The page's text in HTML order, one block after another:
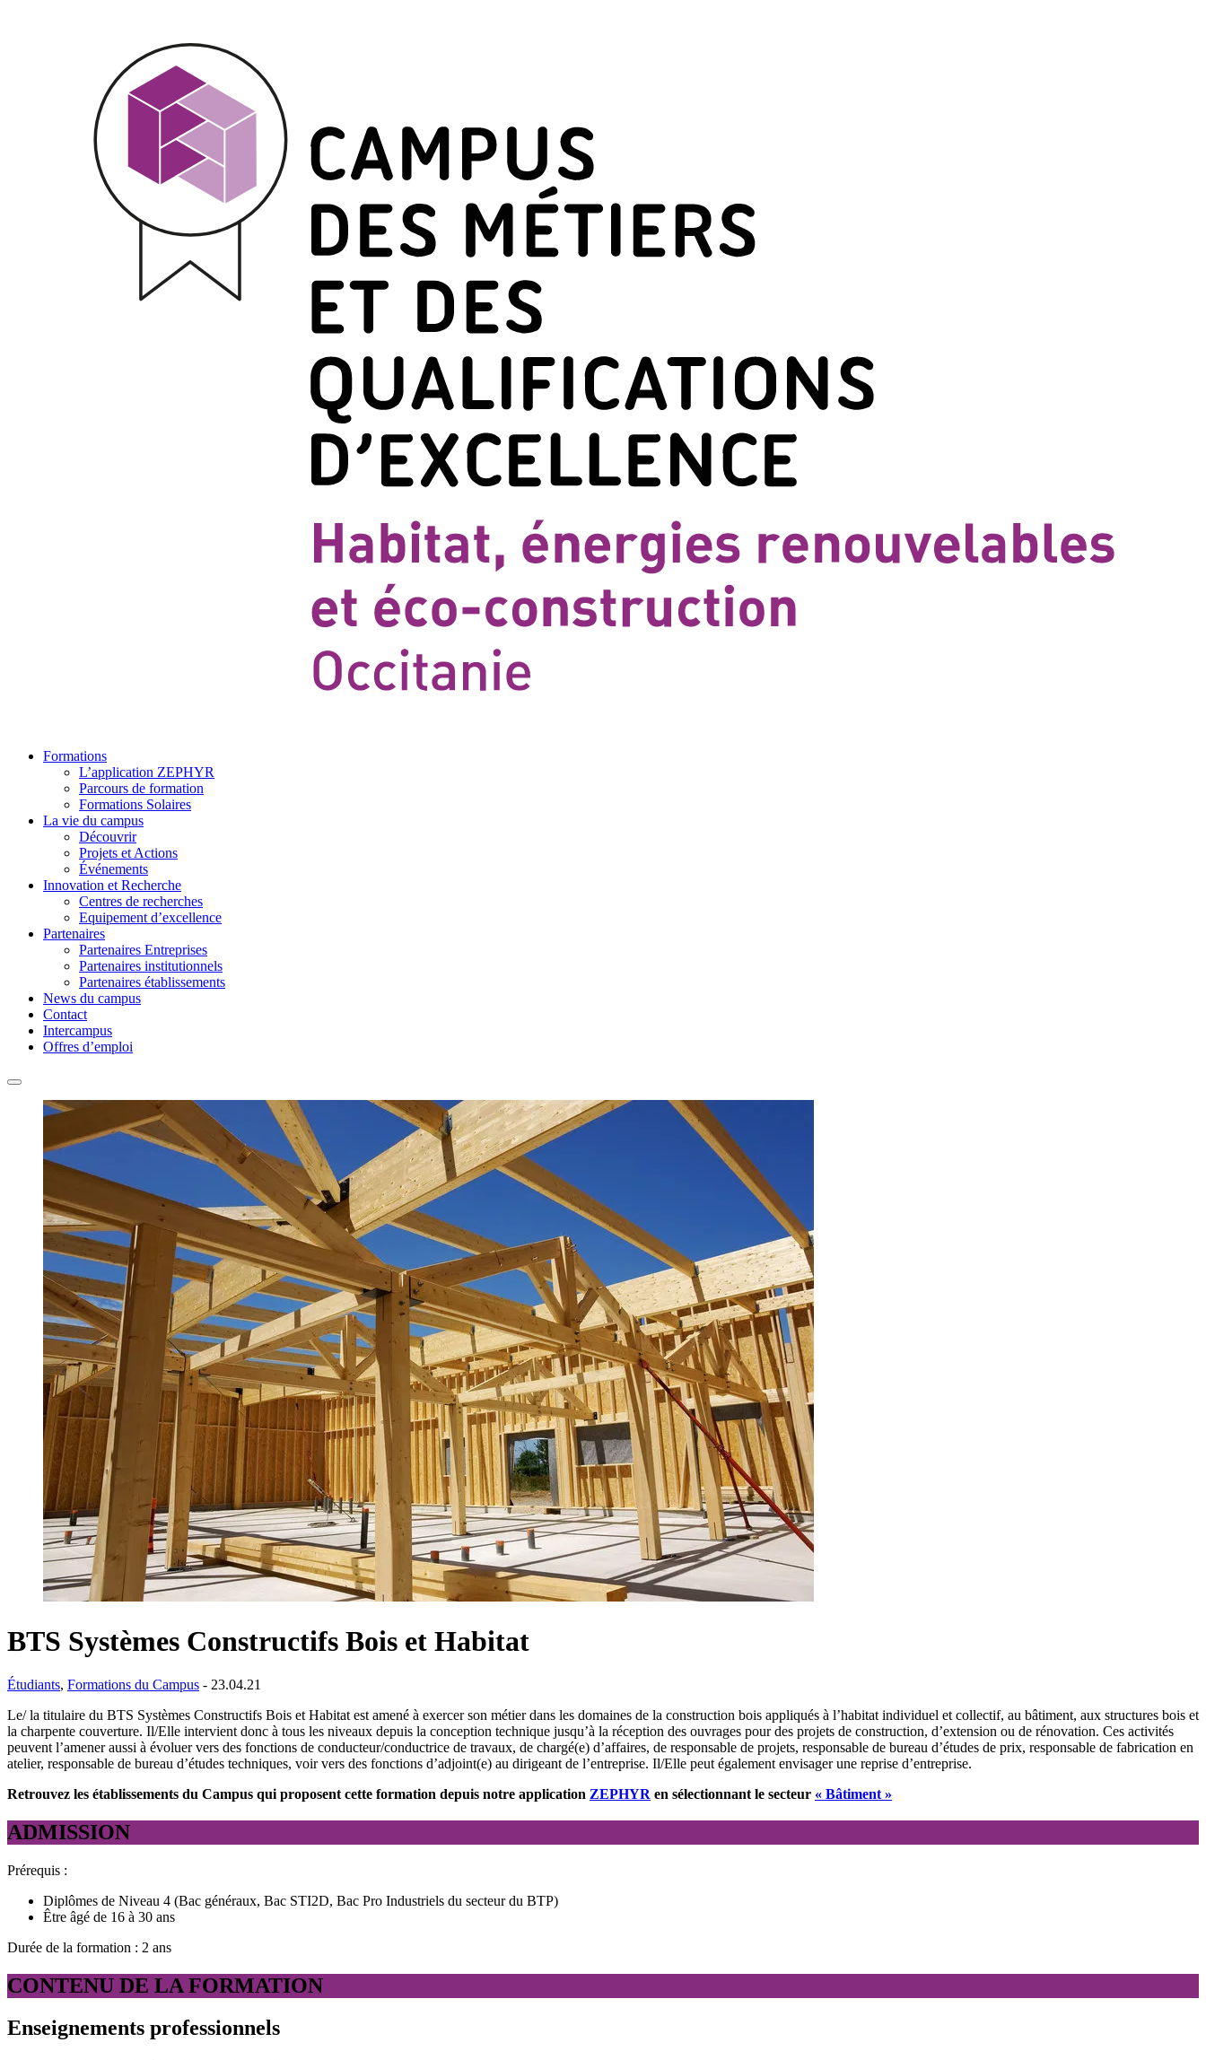
Formations
L’application ZEPHYR
Parcours de formation
Formations Solaires
La vie du campus
Découvrir
Projets et Actions
Événements
Innovation et Recherche
Centres de recherches
Equipement d’excellence
Partenaires
Partenaires Entreprises
Partenaires institutionnels
Partenaires établissements
News du campus
Contact
Intercampus
Offres d’emploi
BTS Systèmes Constructifs Bois et Habitat
Étudiants, Formations du Campus - 23.04.21
Le/ la titulaire du BTS Systèmes Constructifs Bois et Habitat est amené à exercer son métier dans les domaines de la construction bois appliqués à l’habitat individuel et collectif, au bâtiment, aux structures bois et
la charpente couverture. Il/Elle intervient donc à tous les niveaux depuis la conception technique jusqu’à la réception des ouvrages pour des projets de construction, d’extension ou de rénovation. Ces activités
peuvent l’amener aussi à évoluer vers des fonctions de conducteur/conductrice de travaux, de chargé(e) d’affaires, de responsable de projets, responsable de bureau d’études de prix, responsable de fabrication en
atelier, responsable de bureau d’études techniques, voir vers des fonctions d’adjoint(e) au dirigeant de l’entreprise. Il/Elle peut également envisager une reprise d’entreprise.
Retrouvez les établissements du Campus qui proposent cette formation depuis notre application ZEPHYR en sélectionnant le secteur « Bâtiment »
ADMISSION
Prérequis :
Diplômes de Niveau 4 (Bac généraux, Bac STI2D, Bac Pro Industriels du secteur du BTP)
Être âgé de 16 à 30 ans
Durée de la formation : 2 ans
CONTENU DE LA FORMATION
Enseignements professionnels